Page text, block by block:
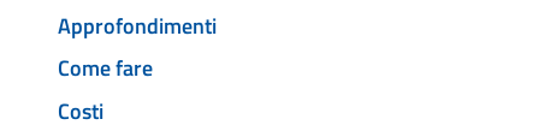
Approfondimenti
Come fare
Costi